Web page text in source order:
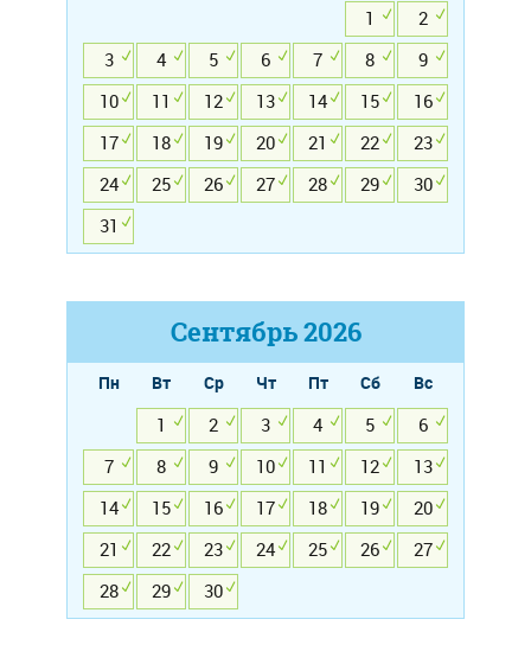
1
2
3
4 5 6 7 8
9
10
11 12 13 14 15
16
17
18 19 20 21 22
23
24
25 26 27 28 29
30
31
Сентябрь2026
Пн Вт Ср Чт Пт Сб
Вс
1
2 3 4 5
6
7
8 9 10 11 12
13
14
15 16 17 18 19
20
21
22 23 24 25 26
27
28
29 30